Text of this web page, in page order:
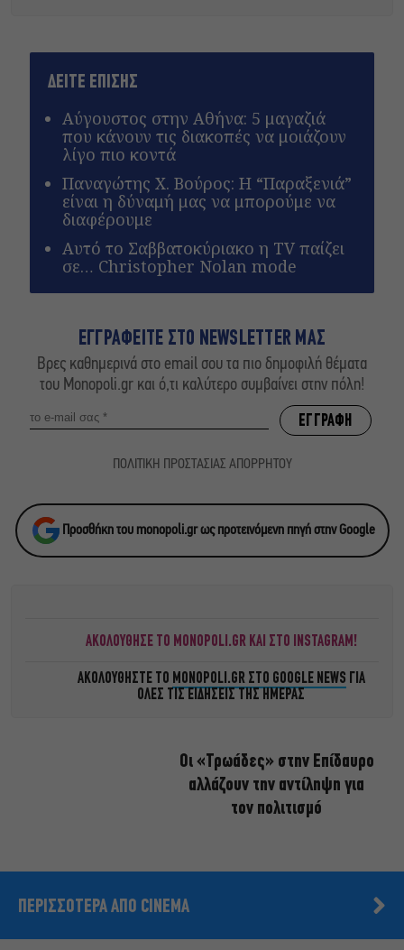
ΔΕΙΤΕ ΕΠΙΣΗΣ
Αύγουστος στην Αθήνα: 5 μαγαζιά
που κάνουν τις διακοπές να μοιάζουν
λίγο πιο κοντά
Παναγώτης Χ. Βούρος: Η “Παραξενιά”
είναι η δύναμή μας να μπορούμε να
διαφέρουμε
Αυτό το Σαββατοκύριακο η TV παίζει
σε… Christopher Nolan mode
ΕΓΓΡΑΦΕΙΤΕ ΣΤΟ NEWSLETTER ΜΑΣ
Βρες καθημερινά στο email σου τα πιο δημοφιλή θέματα
του Monopoli.gr και ό,τι καλύτερο συμβαίνει στην πόλη!
ΠΟΛΙΤΙΚΗ ΠΡΟΣΤΑΣΙΑΣ ΑΠΟΡΡΗΤΟΥ
Προσθήκη του monopoli.gr ως προτεινόμενη πηγή στην Google
ΑΚΟΛΟΥΘΗΣΕ ΤΟ MONOPOLI.GR ΚΑΙ ΣΤΟ INSTAGRAM!
ΑΚΟΛΟΥΘΗΣΤΕ ΤΟ MONOPOLI.GR ΣΤΟ GOOGLE NEWS ΓΙΑ
ΟΛΕΣ ΤΙΣ ΕΙΔΗΣΕΙΣ ΤΗΣ ΗΜΕΡΑΣ
Οι «Τρωάδες» στην Επίδαυρο
αλλάζουν την αντίληψη για
τον πολιτισμό
ΠΕΡΙΣΣΟΤΕΡΑ ΑΠΟ CINEMA